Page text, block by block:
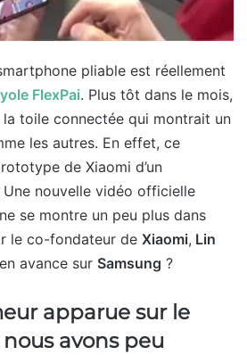
pliable est réellement
FlexPai. Plus tôt dans le mois,
toile connectée qui montrait un
les autres. En effet, ce
de Xiaomi d’un
nouvelle vidéo officielle
se montre un peu plus dans
le co-fondateur de Xiaomi, Lin
avance sur Samsung ?
apparue sur le
avons peu